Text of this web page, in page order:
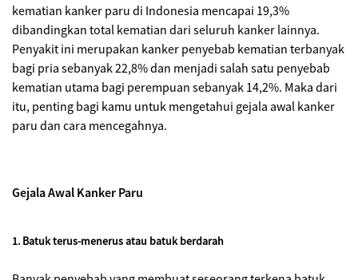
kematian kanker paru di Indonesia mencapai 19,3%
dibandingkan total kematian dari seluruh kanker lainnya.
Penyakit ini merupakan kanker penyebab kematian terbanyak
bagi pria sebanyak 22,8% dan menjadi salah satu penyebab
kematian utama bagi perempuan sebanyak 14,2%. Maka dari
itu, penting bagi kamu untuk mengetahui gejala awal kanker
paru dan cara mencegahnya.
Gejala Awal Kanker Paru
1. Batuk terus-menerus atau batuk berdarah